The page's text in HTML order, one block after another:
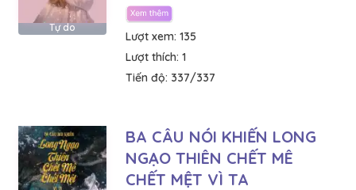
Tự do
Lượt xem: 135
Lượt thích: 1
Tiến độ: 337/337
BA CÂU NÓI KHIẾN LONG
NGẠO THIÊN CHẾT MÊ
CHẾT MỆT VÌ TA